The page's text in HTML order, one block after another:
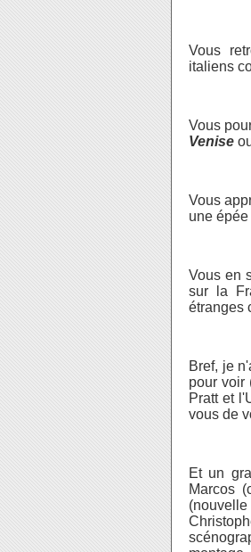
Vous
italiens
Vous
Venise
Vous
une
Vous en
sur la
étranges
Bref, je
pour voir
Pratt et
vous de
Et un
Marcos